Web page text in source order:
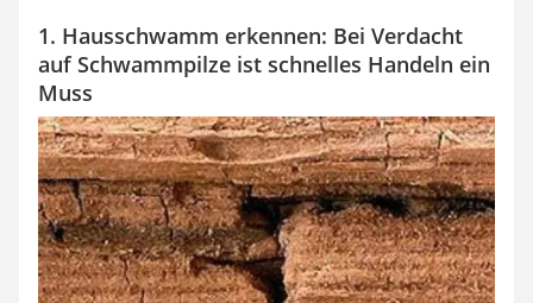
1. Hausschwamm erkennen: Bei Verdacht
auf Schwammpilze ist schnelles Handeln ein
Muss